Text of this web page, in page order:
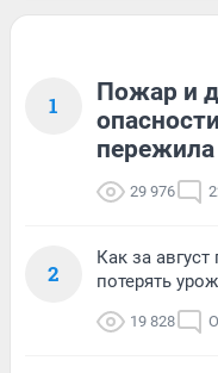
1
Пожар и
29 976
2
Как за
потерять
19 828